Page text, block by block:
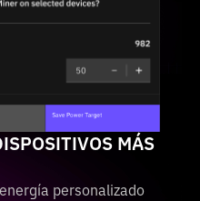
MÁS
personalizado